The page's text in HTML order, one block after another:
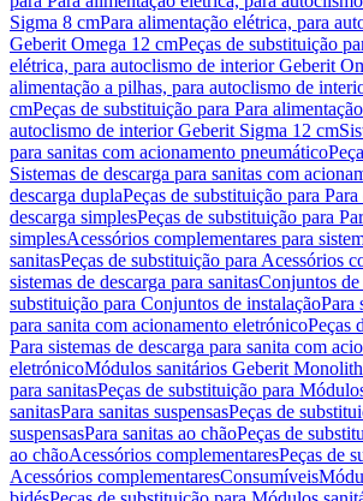
Sigma 8 cmPara alimentação elétrica, para
Geberit Omega 12 cmPeças de substituição
elétrica, para autoclismo de interior Geberit
alimentação a pilhas, para autoclismo de
cmPeças de substituição para Para
autoclismo de interior Geberit Sigma 12 cm
para sanitas com acionamento pneumático
Sistemas de descarga para sanitas com
descarga duplaPeças de substituição para
descarga simplesPeças de substituição para
simplesAcessórios complementares para
sanitasPeças de substituição para Acessórios
sistemas de descarga para sanitasConjuntos de
substituição para Conjuntos de instalaçãoPara
para sanita com acionamento eletrónicoPeças
Para sistemas de descarga para sanita com
eletrónicoMódulos sanitários Geberit Monolith
para sanitasPeças de substituição para
sanitasPara sanitas suspensasPeças de
suspensasPara sanitas ao chãoPeças de
ao chãoAcessórios complementaresPeças de
Acessórios complementaresConsumíveis